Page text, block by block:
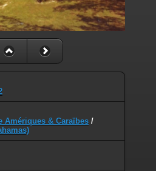
Amériques & Caraïbes /